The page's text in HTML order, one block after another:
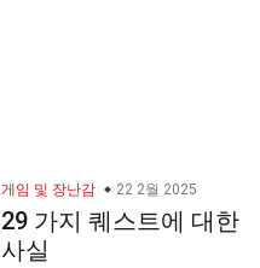
게임 및 장난감 22 2월 2025
29 가지 퀘스트에 대한
사실